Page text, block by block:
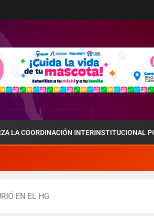
INTERINSTITUCIONAL POR LA
EN EL HG